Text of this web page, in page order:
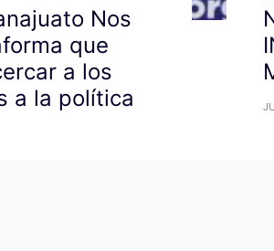
Nos
que
a los
a la política